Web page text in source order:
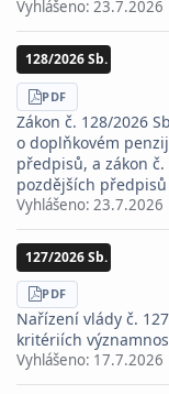
Vyhlášeno: 23.7.2026
128/2026 Sb.
STÁHNOUT
PDF
Zákon č. 128/2026
o doplňkovém
předpisů, a zákon
pozdějších předpisů
Vyhlášeno: 23.7.2026
127/2026 Sb.
STÁHNOUT
PDF
Nařízení vlády č.
kritériích
Vyhlášeno: 17.7.2026